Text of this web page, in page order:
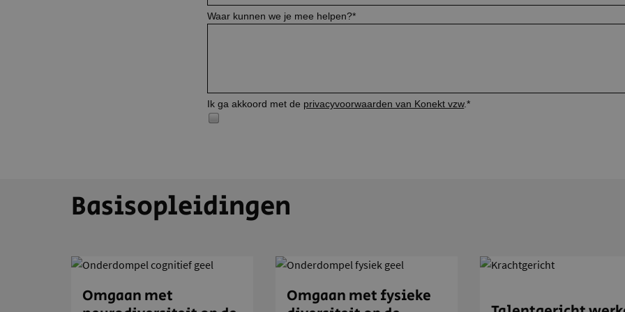
Waar kunnen we je mee helpen?*
Ik ga akkoord met de privacyvoorwaarden van Konekt vzw.*
Basisopleidingen
Omgaan met
Omgaan met fysieke